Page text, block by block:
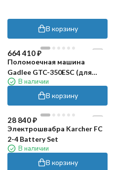
В корзину
664 410₽
Поломоечная машина
Gadlee GTC-350ESC (для
эскалатора)
В наличии
В корзину
28 840₽
Электрошвабра Karcher FC
2-4 Battery Set
В наличии
В корзину